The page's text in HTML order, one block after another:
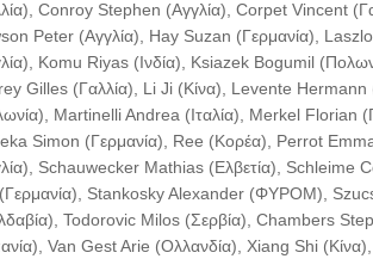
Conroy Stephen (Αγγλία), Corpet Vincent
Peter (Αγγλία), Hay Suzan (Γερμανία),
Komu Riyas (Ινδία), Ksiazek Bogumil
Gilles (Γαλλία), Li Ji (Κίνα), Levente
Martinelli Andrea (Ιταλία), Merkel Florian
Simon (Γερμανία), Ree (Κορέα), Perrot
Schauwecker Mathias (Ελβετία),
Stankosky Alexander (ΦΥΡΟΜ),
Todorovic Milos (Σερβία), Chambers
Van Gest Arie (Ολλανδία), Xiang Shi